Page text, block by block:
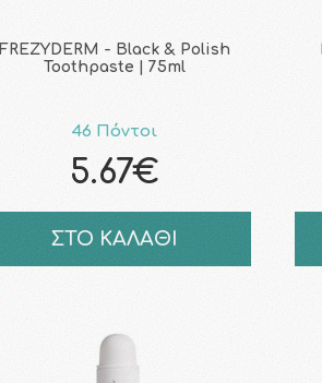
FREZYDERM - Black & Polish
Toothpaste | 75ml
46 Πόντοι
5.67€
ΣΤΟ ΚΑΛΑΘΙ